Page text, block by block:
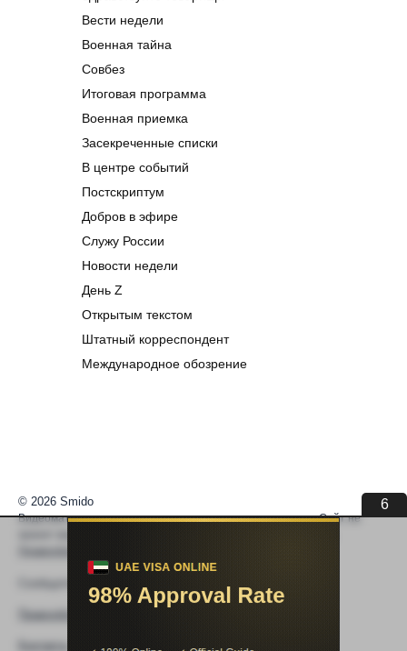
Вести недели
Военная тайна
Совбез
Итоговая программа
Военная приемка
Засекреченные списки
В центре событий
Постскриптум
Добров в эфире
Служу России
Новости недели
День Z
Открытым текстом
Штатный корреспондент
Международное обозрение
6
© 2026 Smido
Видеоматериалы встраиваются из открытых источников. Сайт не
Видео не работает